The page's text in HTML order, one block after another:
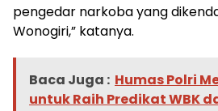
pengedar narkoba yang
Wonogiri,” katanya.
Baca Juga : Humas Polri
untuk Raih Predikat WBK